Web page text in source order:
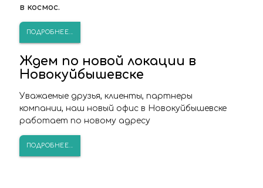
в космос.
ПОДРОБНЕЕ...
Ждем по новой локации в
Новокуйбышевске
Уважаемые друзья, клиенты, партнеры
компании, наш новый офис в Новокуйбышевске
работает по новому адресу
ПОДРОБНЕЕ...